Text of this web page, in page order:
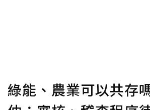
綠能、農業可以共存